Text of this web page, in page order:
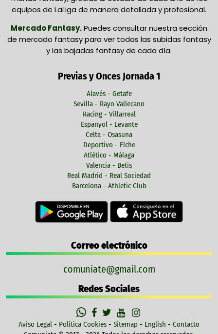
equipos de LaLiga de manera detallada y profesional.
Mercado Fantasy.Puedes consultar nuestra sección
de mercado fantasy para ver todas las subidas fantasy
y las bajadas fantasy de cada día.
Previas y Onces Jornada 1
Alavés - Getafe
Sevilla - Rayo Vallecano
Racing - Villarreal
Espanyol - Levante
Celta - Osasuna
Deportivo - Elche
Atlético - Málaga
Valencia - Betis
Real Madrid - Real Sociedad
Barcelona - Athletic Club
Correo electrónico
comuniate@gmail.com
Redes Sociales
Aviso Legal - Política Cookies - Sitemap - English - Contacto